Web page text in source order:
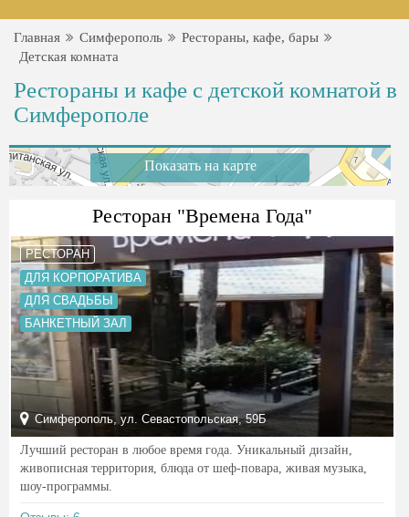
Главная Симферополь
Рестораны, кафе, бары
Детская комната
Рестораны и кафе с детской комнатой в
Симферополе
Показать на карте
Ресторан "Времена Года"
РЕСТОРАН
ДЛЯ КОРПОРАТИВА
ДЛЯ СВАДЬБЫ
БАНКЕТНЫЙ ЗАЛ
Симферополь, ул. Севастопольская, 59Б
Лучший ресторан в любое время года. Уникальный дизайн,
живописная территория, блюда от шеф-повара, живая музыка,
шоу-программы.